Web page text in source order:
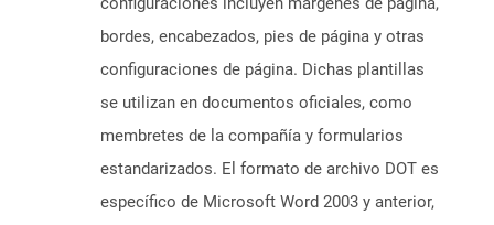
bordes, encabezados, pies de página y otras
configuraciones de página. Dichas plantillas
se utilizan en documentos oficiales, como
membretes de la compañía y formularios
estandarizados. El formato de archivo DOT es
específico de Microsoft Word 2003 y anterior,